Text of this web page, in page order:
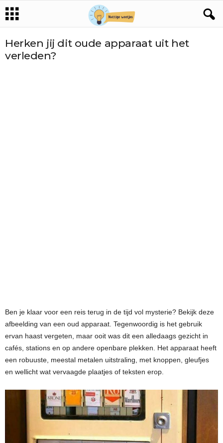
Herken jij dit oude apparaat uit het
verleden?
Ben je klaar voor een reis terug in de tijd vol mysterie? Bekijk deze
afbeelding van een oud apparaat. Tegenwoordig is het gebruik
ervan haast vergeten, maar ooit was dit een alledaags gezicht in
cafés, stations en op andere openbare plekken. Het apparaat heeft
een robuuste, meestal metalen uitstraling, met knoppen, gleufjes
en wellicht wat vervaagde plaatjes of teksten erop.